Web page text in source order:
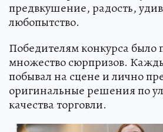
предвкушение, радость,
любопытство.
Победителям конкурса было
множество сюрпризов.
побывал на сцене и лично
оригинальные решения по
качества торговли.